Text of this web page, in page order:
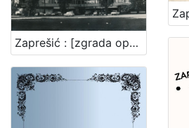
Zaprešić : [zgrada općine]